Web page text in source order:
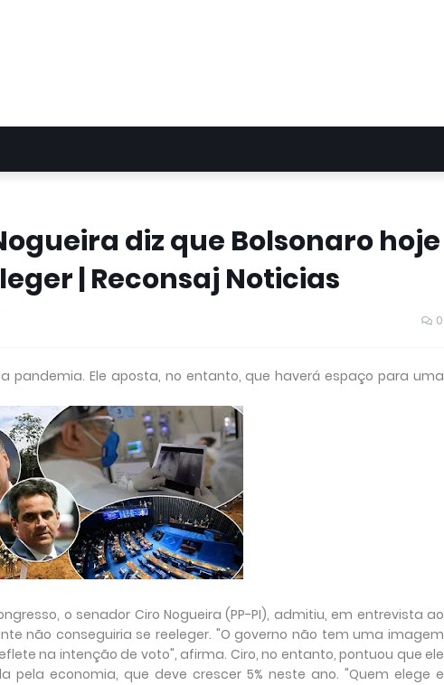
diz que Bolsonaro hoje
| Reconsaj Noticias
0
Ele aposta, no entanto, que haverá espaço para uma
o senador Ciro Nogueira (PP-PI), admitiu, em entrevista ao
não conseguiria se reeleger. "O governo não tem uma imagem
na intenção de voto", afirma. Ciro, no entanto, pontuou que ele
economia, que deve crescer 5% neste ano. "Quem elege e